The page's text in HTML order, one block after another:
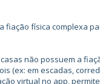
fiação física complexa
não possuem a
(ex: em escadas,
virtual no app,